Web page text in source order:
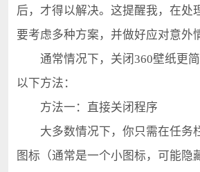
后，才得以解决。这提醒我，在处
要考虑多种方案，并做好应对意外
通常情况下，关闭360壁纸更简
以下方法：
方法一：直接关闭程序
大多数情况下，你只需在任务
图标（通常是一个小图标，可能隐